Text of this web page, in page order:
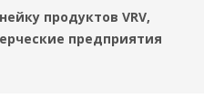
продуктов VRV,
предприятия